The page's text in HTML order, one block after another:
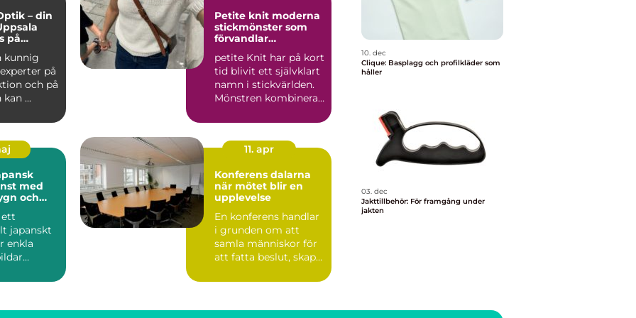
– din
på
kunnig
på
och på
...
Petite knit moderna
stickmönster som
förvandlar
petite Knit har på kort
tid blivit ett självklart
namn i stickvärlden.
Mönstren kombinerar
med
och
ett
japanskt
enkla
11. apr
Konferens dalarna
när mötet blir en
upplevelse
En konferens handlar
i grunden om att
samla människor för
att fatta beslut, skapa
10. dec
Clique: Basplagg och profilkläder som
håller
03. dec
Jakttillbehör: För framgång under
jakten